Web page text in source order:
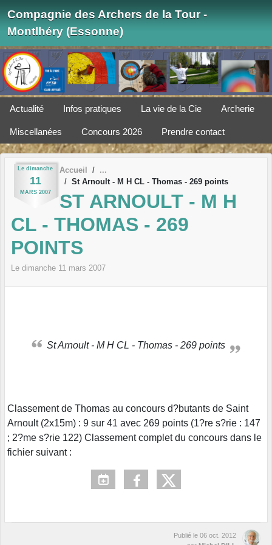
Compagnie des Archers de la Tour -
Montlhéry (Essonne)
Actualité Infos pratiques La vie de la Cie Archerie
Miscellanées Concours 2026 Prendre contact
Le dimanche
11
MARS 2007
Accueil
St Arnoult - M H CL - Thomas - 269 points
ST ARNOULT - M H
CL - THOMAS - 269
POINTS
Le dimanche 11 mars 2007
St Arnoult - M H CL - Thomas - 269 points
Classement de Thomas au concours d?butants de Saint
Arnoult (2x15m) : 9 sur 41 avec 269 points (1?re s?rie : 147
; 2?me s?rie 122) Classement complet du concours dans le
fichier suivant :
Publié le 06 oct. 2012